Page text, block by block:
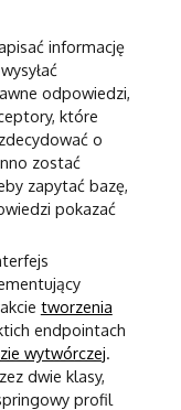
informację
odpowiedzi,
które
o
zostać
zapytać bazę,
pokazać
tworzenia
endpointach
wytwórczej.
dwie klasy,
profil